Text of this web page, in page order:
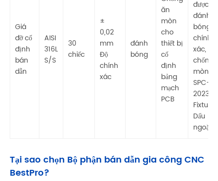
Giá
đỡ cố
định
bán
dẫn
AISI
316L
S/S
30
chiếc
±
0,02
mm
Độ
chính
xác
đánh
bóng
ăn
mòn
cho
thiết bị
cố
định
bảng
mạch
PCB
được
đánh
bóng
chính
xác,
chống
mòn
SPC-
Fixture
Dấu
ngoặc
Tại sao chọn Bộ phận bán dẫn gia công CNC
BestPro?